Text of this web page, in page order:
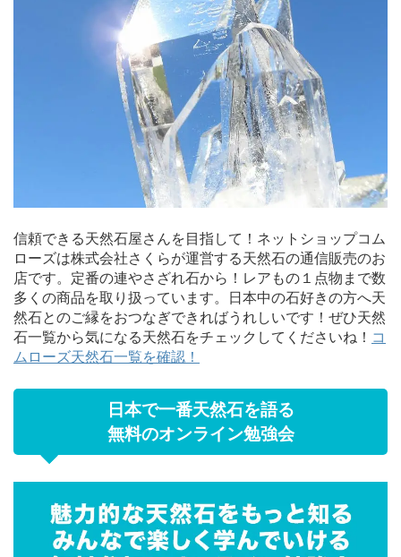
信頼できる天然石屋さんを目指して！ネットショップコム
ローズは株式会社さくらが運営する天然石の通信販売のお
店です。定番の連やさざれ石から！レアもの１点物まで数
多くの商品を取り扱っています。日本中の石好きの方へ天
然石とのご縁をおつなぎできればうれしいです！ぜひ天然
石一覧から気になる天然石をチェックしてくださいね！ コ
ムローズ天然石一覧を確認！
日本で一番天然石を語る
無料のオンライン勉強会